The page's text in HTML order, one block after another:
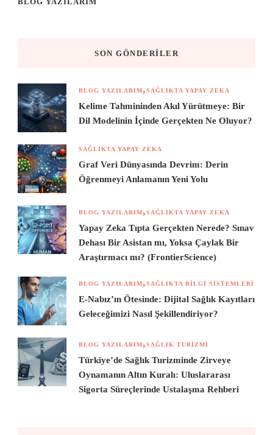
SON GÖNDERILER
BLOG YAZILARIM SAĞLIKTA YAPAY ZEKA
Kelime Tahmininden Akıl Yürütmeye: Bir
Dil Modelinin İçinde Gerçekten Ne Oluyor?
SAĞLIKTA YAPAY ZEKA
Graf Veri Dünyasında Devrim: Derin
Öğrenmeyi Anlamanın Yeni Yolu
BLOG YAZILARIM SAĞLIKTA YAPAY ZEKA
Yapay Zeka Tıpta Gerçekten Nerede? Sınav
Dehası Bir Asistan mı, Yoksa Çaylak Bir
Araştırmacı mı? (FrontierScience)
BLOG YAZILARIM SAĞLIKTA BILGI SISTEMLERI
E-Nabız’ın Ötesinde: Dijital Sağlık Kayıtları
Geleceğimizi Nasıl Şekillendiriyor?
BLOG YAZILARIM SAĞLIK TURIZMI
Türkiye’de Sağlık Turizminde Zirveye
Oynamanın Altın Kuralı: Uluslararası
Sigorta Süreçlerinde Ustalaşma Rehberi